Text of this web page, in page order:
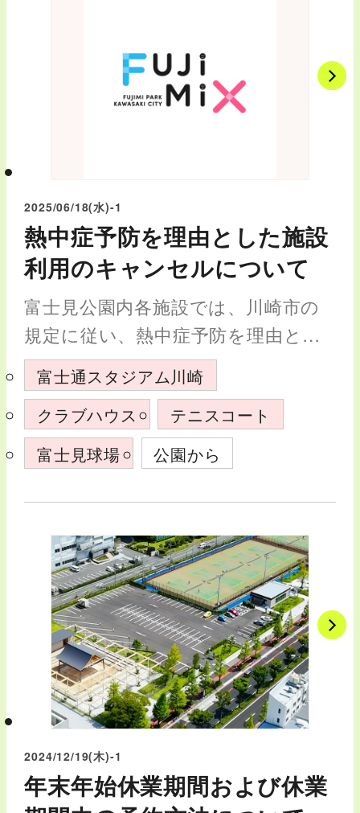
2025/06/18(水)-1
熱中症予防を理由とした施設
利用のキャンセルについて
富士見公園内各施設では、川崎市の
規定に従い、熱中症予防を理由とし
た施設利用のキャンセルを下記内容
にて適用いたします。 熱中症予防を
理由とした施設利用のキャンセルに
ついて 近年の気候変動の影響により
熱中…
富士通スタジアム川崎
クラブハウス
テニスコート
富士見球場
公園から
2024/12/19(木)-1
年末年始休業期間および休業